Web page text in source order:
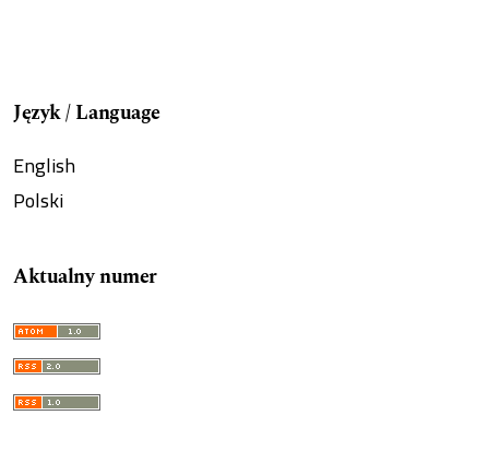
Język / Language
English
Polski
Aktualny numer